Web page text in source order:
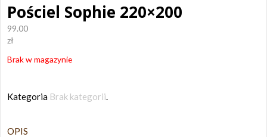
Pościel Sophie 220×200
99.00
zł
Brak w magazynie
Kategoria Brak kategorii.
OPIS